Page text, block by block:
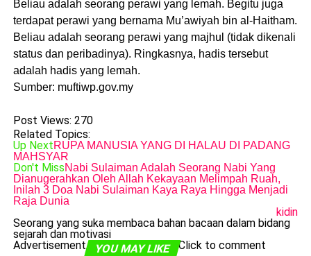
Beliau adalah seorang perawi yang lemah. Begitu juga
terdapat perawi yang bernama Mu’awiyah bin al-Haitham.
Beliau adalah seorang perawi yang majhul (tidak dikenali
status dan peribadinya). Ringkasnya, hadis tersebut
adalah hadis yang lemah.
Sumber: muftiwp.gov.my
Post Views: 270
Related Topics:
Up NextRUPA MANUSIA YANG DI HALAU DI PADANG
MAHSYAR
Don't MissNabi Sulaiman Adalah Seorang Nabi Yang
Dianugerahkan Oleh Allah Kekayaan Melimpah Ruah,
Inilah 3 Doa Nabi Sulaiman Kaya Raya Hingga Menjadi
Raja Dunia
kidin
Seorang yang suka membaca bahan bacaan dalam bidang
sejarah dan motivasi
Advertisement
YOU MAY LIKE Click to comment